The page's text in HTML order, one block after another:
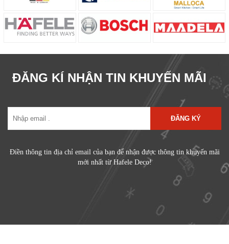
ĐĂNG KÍ NHẬN TIN KHUYẾN MÃI
ĐĂNG KÝ
Điền thông tin địa chỉ email của bạn để nhận được thông tin khuyến mãi
mới nhất từ Hafele Deco!